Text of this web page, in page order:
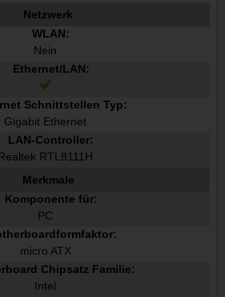
Netzwerk
WLAN:
Nein
Ethernet/LAN:
Schnittstellen Typ:
Gigabit Ethernet
LAN-Controller:
RTL8111H
Merkmale
Komponente für:
PC
micro ATX
Chipsatz Familie:
Intel